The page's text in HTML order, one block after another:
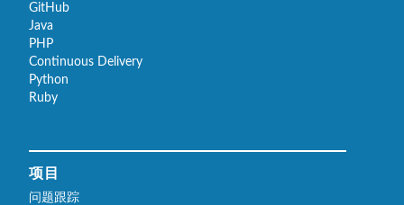
GitHub
Java
PHP
Continuous Delivery
Python
Ruby
项目
问题跟踪